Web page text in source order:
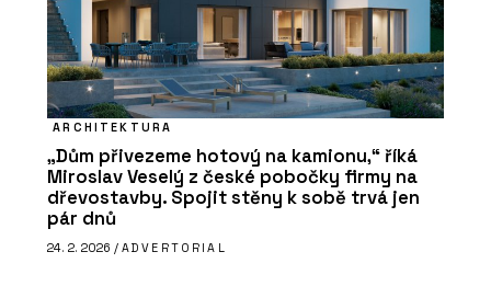
ARCHITEKTURA
„Dům přivezeme hotový na kamionu,“ říká
Miroslav Veselý z české pobočky firmy na
dřevostavby. Spojit stěny k sobě trvá jen
pár dnů
24. 2. 2026 / ADVERTORIAL